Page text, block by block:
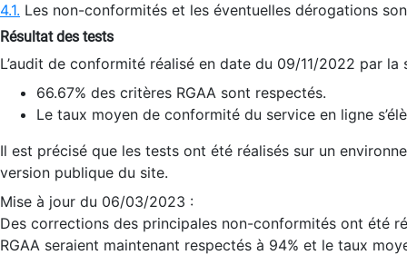
4.1. Les non-conformités et les éventuelles dérogations
Résultat des tests
L’audit de conformité réalisé en date du 09/11/2022 par
66.67% des critères RGAA sont respectés.
Le taux moyen de conformité du service en ligne
Il est précisé que les tests ont été réalisés sur un
version publique du site.
Mise à jour du 06/03/2023 :
Des corrections des principales non-conformités ont été
RGAA seraient maintenant respectés à 94% et le taux